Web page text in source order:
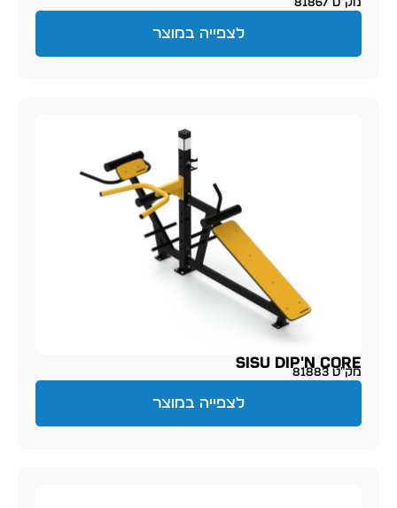
לצפייה במוצר
SISU Dip'n Core
מק״ט 81883
לצפייה במוצר